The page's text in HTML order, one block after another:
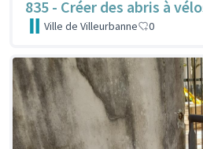
835 - Créer des abris à
Ville de Villeurbanne 0